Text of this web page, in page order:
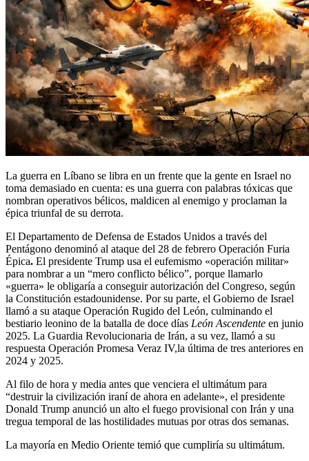
La guerra en Líbano se libra en un frente que la gente en Israel no
toma demasiado en cuenta: es una guerra con palabras tóxicas que
nombran operativos bélicos, maldicen al enemigo y proclaman la
épica triunfal de su derrota.
El Departamento de Defensa de Estados Unidos a través del
Pentágono denominó al ataque del 28 de febrero Operación Furia
Épica. El presidente Trump usa el eufemismo «operación militar»
para nombrar a un “mero conflicto bélico”, porque llamarlo
«guerra» le obligaría a conseguir autorización del Congreso, según
la Constitución estadounidense. Por su parte, el Gobierno de Israel
llamó a su ataque Operación Rugido del León, culminando el
bestiario leonino de la batalla de doce días León Ascendente en junio
2025. La Guardia Revolucionaria de Irán, a su vez, llamó a su
respuesta Operación Promesa Veraz IV,la última de tres anteriores en
2024 y 2025.
Al filo de hora y media antes que venciera el ultimátum para
“destruir la civilización iraní de ahora en adelante», el presidente
Donald Trump anunció un alto el fuego provisional con Irán y una
tregua temporal de las hostilidades mutuas por otras dos semanas.
La mayoría en Medio Oriente temió que cumpliría su ultimátum.